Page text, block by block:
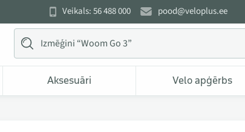
Veikals: 56 488 000 pood@veloplus.ee
Aksesuāri Velo apģērbs